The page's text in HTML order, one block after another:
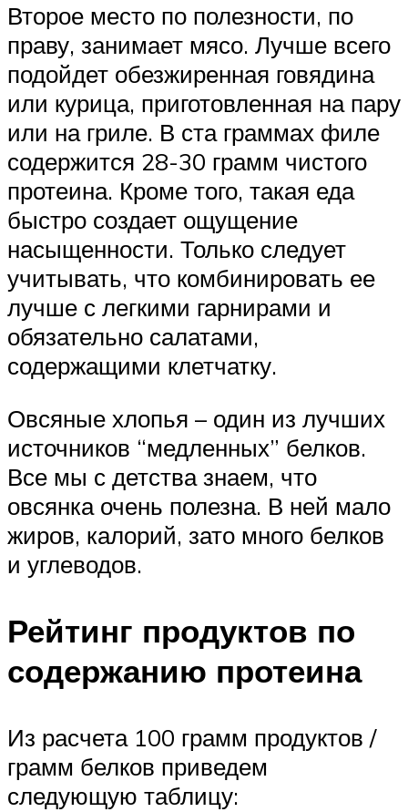
Второе место по полезности, по
праву, занимает мясо. Лучше всего
подойдет обезжиренная говядина
или курица, приготовленная на пару
или на гриле. В ста граммах филе
содержится 28-30 грамм чистого
протеина. Кроме того, такая еда
быстро создает ощущение
насыщенности. Только следует
учитывать, что комбинировать ее
лучше с легкими гарнирами и
обязательно салатами,
содержащими клетчатку.
Овсяные хлопья – один из лучших
источников “медленных” белков.
Все мы с детства знаем, что
овсянка очень полезна. В ней мало
жиров, калорий, зато много белков
и углеводов.
Рейтинг продуктов по
содержанию протеина
Из расчета 100 грамм продуктов /
грамм белков приведем
следующую таблицу: